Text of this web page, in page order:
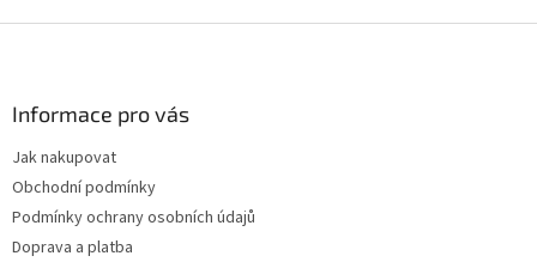
Informace pro vás
Jak nakupovat
Obchodní podmínky
Podmínky ochrany osobních údajů
Doprava a platba